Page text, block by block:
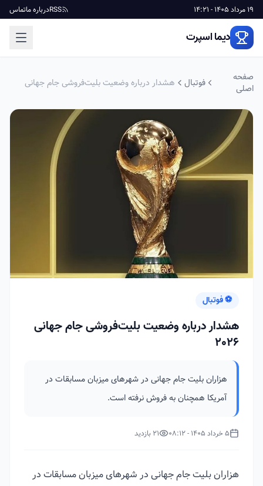
19 مرداد 1405 - 14:21 RSSدرباره ماتماس
دیما اسپرت
صفحه
اصلی
فوتبال
هشدار درباره وضعیت بلیت‌فروشی جام جهانی
⚽ فوتبال
هشدار درباره وضعیت بلیت‌فروشی جام جهانی
2026
هزاران بلیت جام جهانی در شهرهای میزبان مسابقات در
آمریکا همچنان به فروش نرفته است.
5 خرداد 1405 - 08:12 21 بازدید
هزاران بلیت جام جهانی در شهرهای میزبان مسابقات در